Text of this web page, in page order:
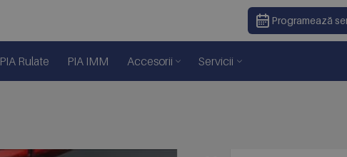
Programează
PIA Rulate PIA IMM Accesorii Servicii